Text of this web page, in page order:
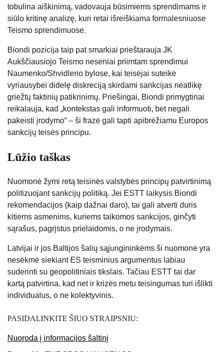
tobulina aiškinimą, vadovauja būsimiems sprendimams ir
siūlo kritinę analizę, kuri retai išreiškiama formalesniuose
Teismo sprendimuose.
Biondi pozicija taip pat smarkiai prieštarauja JK
Aukščiausiojo Teismo neseniai priimtam sprendimui
Naumenko/Shvidlerio bylose, kai teisėjai suteikė
vyriausybei didelę diskreciją skirdami sankcijas neatlikę
griežtų faktinių patikrinimų. Priešingai, Biondi primygtinai
reikalauja, kad „kontekstas gali informuoti, bet negali
pakeisti įrodymo“ – ši frazė gali tapti apibrėžiamu Europos
sankcijų teisės principu.
Lūžio taškas
Nuomonė žymi retą teisinės valstybės principų patvirtinimą
politizuojant sankcijų politiką. Jei ESTT laikysis Biondi
rekomendacijos (kaip dažnai daro), tai gali atverti duris
kitiems asmenims, kuriems taikomos sankcijos, ginčyti
sąrašus, pagrįstus prielaidomis, o ne įrodymais.
Latvijai ir jos Baltijos šalių sąjungininkėms ši nuomonė yra
nesėkmė siekiant ES teisminius argumentus labiau
suderinti su geopolitiniais tikslais. Tačiau ESTT tai dar
kartą patvirtina, kad net ir krizės metu teisingumas turi išlikti
individualus, o ne kolektyvinis.
PASIDALINKITE ŠIUO STRAIPSNIU:
Nuoroda į informacijos šaltinį